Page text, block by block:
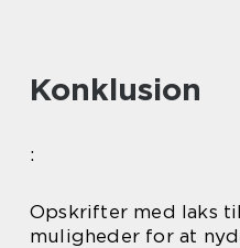
Konklusion
:
Opskrifter med laks
muligheder for at